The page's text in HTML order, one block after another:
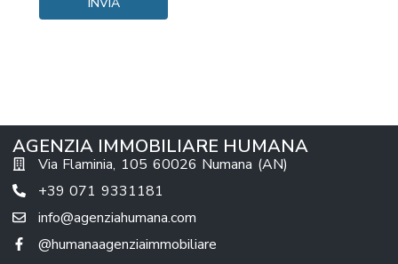
AGENZIA IMMOBILIARE HUMANA
Via Flaminia, 105 60026 Numana (AN)
+39 071 9331181
info@agenziahumana.com
@humanaagenziaimmobiliare